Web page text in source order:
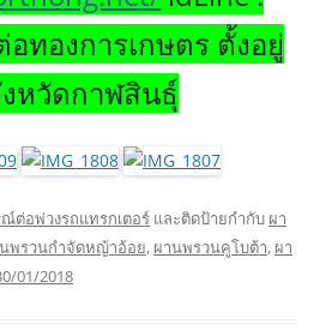
ทองการเกษตร ตั้งอยู่
งหวัดกาฬสินธุ์
ต่อพ่วงรถแทรกเตอร์ และติดป้ายกำกับ ผา
พรวนกำจัดหญ้าอ้อย, ผานพรวนคูโบต้า, ผา
01/2018